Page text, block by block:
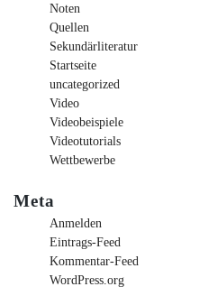
Noten
Quellen
Sekundärliteratur
Startseite
uncategorized
Video
Videobeispiele
Videotutorials
Wettbewerbe
Meta
Anmelden
Eintrags-Feed
Kommentar-Feed
WordPress.org